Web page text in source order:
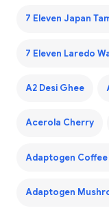
7 Eleven Japan
7 Eleven Laredo
A2 Desi Ghee
Acerola Cherry
Adaptogen Coffee
Adaptogen